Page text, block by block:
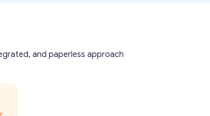
and paperless approach